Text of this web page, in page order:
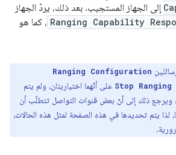
إلى الجهاز المستجيب. بعد ذلك، يردّ الجهاز
Ranging Capability ، كما هو
Ranging Configuration
Stop Ranging على أنّهما اختياريتان، ولم يتم
تضمينهما في الشكلَين 1 و2. ويرجع ذلك إلى أنّ بعض قنوات التواصل تتطلّب أن
يتم تحديدها في هذه الصفحة لمثل هذه الحالات،